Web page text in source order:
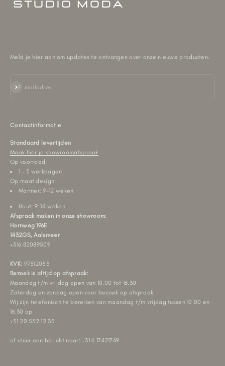
Meld je hier aan om updates te ontvangen over onze nieuwe producten.
E-mailadres
Abonneren
Contactinformatie
Standaard levertijden
Maak hier je showroomafspraak
Op voorraad:
1 - 3 werkdagen
Op maat design:
Marmer: 9-12 weken
Hout: 9-14 weken
Afspraak maken in onze showroom:
Hornweg 196E
1432GS, Aalsmeer
+316 82089509
KVK: 97312053
Bezoek is altijd op afspraak:
Maandag t/m vrijdag open van 10.00 tot 16.30
Zaterdag en zondag open voor bezoek op afspraak.
Wij zijn telefonisch te bereiken van maandag t/m vrijdag tussen 10:00 en
16:30 op
+31 20 532 12 35
of stuur een bericht naar: +31 6 17421749